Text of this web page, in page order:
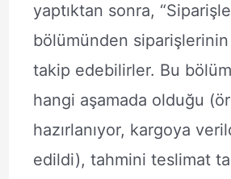
yaptıktan sonra,
bölümünden
takip edebilirler. Bu
hangi aşamada olduğu
hazırlanıyor, kargoya
edildi), tahmini teslimat